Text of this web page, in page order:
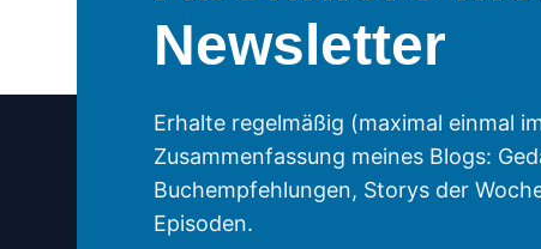
Newsletter
Erhalte regelmäßig (maximal einmal
Zusammenfassung meines Blogs:
Buchempfehlungen, Storys der
Episoden.